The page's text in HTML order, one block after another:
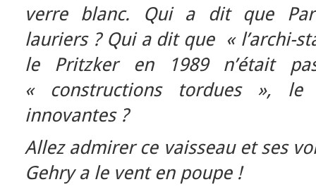
verre blanc. Qui a dit que
lauriers ? Qui a dit que « l’archi-
le Pritzker en 1989 n’était
« constructions tordues », le
innovantes ?
Allez admirer ce vaisseau et ses
Gehry a le vent en poupe !